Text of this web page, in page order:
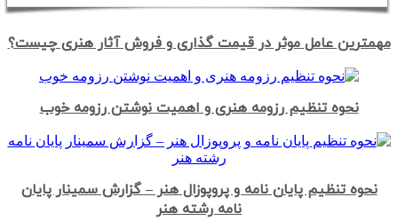
مهمترین عامل موثر در قیمت گذاری و فروش آثار هنری چیست؟
نحوه تنظیم رزومه هنری و اهمیت نوشتن رزومه خوب
نحوه تنظیم پایان نامه و پروپوزال هنر – گزارش سمینار پایان
نامه رشته هنر